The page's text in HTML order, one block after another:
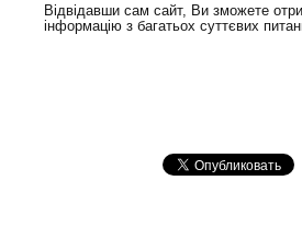
Відвідавши сам сайт, Ви зможете
інформацію з багатьох суттєвих